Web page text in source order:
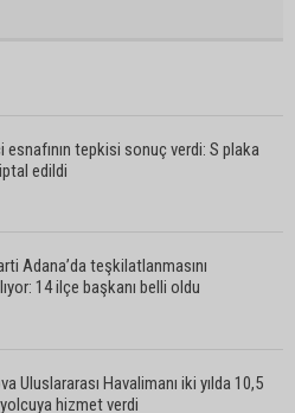
esnafının tepkisi sonuç verdi: S plaka
edildi
Adana’da teşkilatlanmasını
14 ilçe başkanı belli oldu
Uluslararası Havalimanı iki yılda 10,5
hizmet verdi